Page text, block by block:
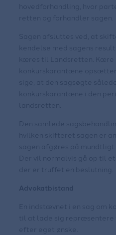
hovedforhandling, hvor
retten og forhandler sagen.
Sagen afsluttes ved, at
kendelse med sagens
kæres til Landsretten. Kære
konkurskarantæne
sige, at den sagsøgte
konkurskarantæne i den
landsretten.
Den samlede
hvilken skifteret sagen er
sagen afgøres på
Der vil normalvis gå op til
der er truffet en beslutning.
Advokatbistand
En indstævnet i en sag om
til at lade sig repræsentere
efter eget ønske.